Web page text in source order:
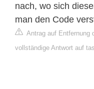
nach, wo sich
man den Code
Antrag auf Entfernung
vollständige Antwort auf